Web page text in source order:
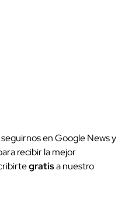
en Google News y
recibir la mejor
gratisa nuestro